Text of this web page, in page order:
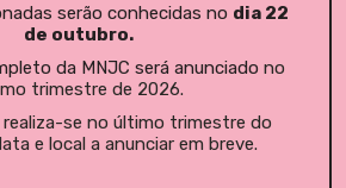
serão conhecidas no dia 22
de outubro.
da MNJC será anunciado no
trimestre de 2026.
realiza-se no último trimestre do
e local a anunciar em breve.